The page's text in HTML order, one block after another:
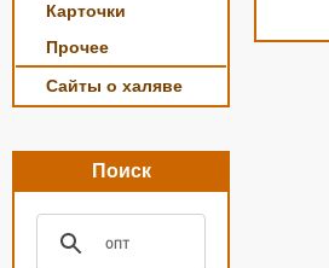
Карточки
Прочее
Сайты о халяве
Поиск